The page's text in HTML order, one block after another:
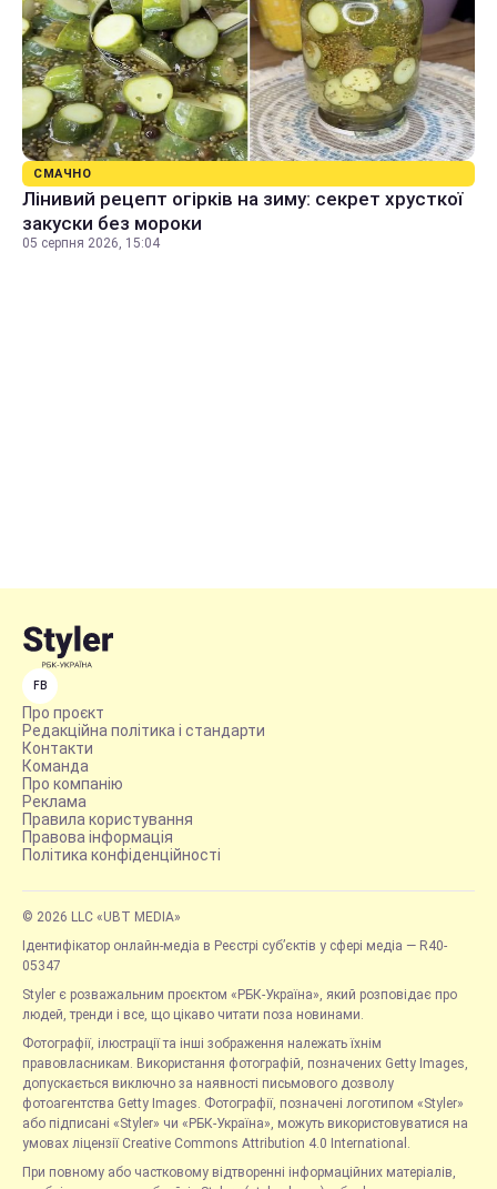
СМАЧНО
Лінивий рецепт огірків на зиму: секрет хрусткої
закуски без мороки
05 серпня 2026, 15:04
FB
Про проєкт
Редакційна політика і стандарти
Контакти
Команда
Про компанію
Реклама
Правила користування
Правова інформація
Політика конфіденційності
© 2026 LLC «UBT MEDIA»
Ідентифікатор онлайн-медіа в Реєстрі суб’єктів у сфері медіа — R40-
05347
Styler є розважальним проєктом «РБК-Україна», який розповідає про
людей, тренди і все, що цікаво читати поза новинами.
Фотографії, ілюстрації та інші зображення належать їхнім
правовласникам. Використання фотографій, позначених Getty Images,
допускається виключно за наявності письмового дозволу
фотоагентства Getty Images. Фотографії, позначені логотипом «Styler»
або підписані «Styler» чи «РБК-Україна», можуть використовуватися на
умовах ліцензії Creative Commons Attribution 4.0 International.
При повному або частковому відтворенні інформаційних матеріалів,